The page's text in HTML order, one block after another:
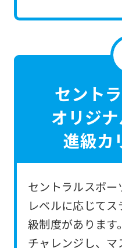
セント
オリジ
進級カ
セントラルスポ
レベルに応じて
級制度があります
チャレンジし、